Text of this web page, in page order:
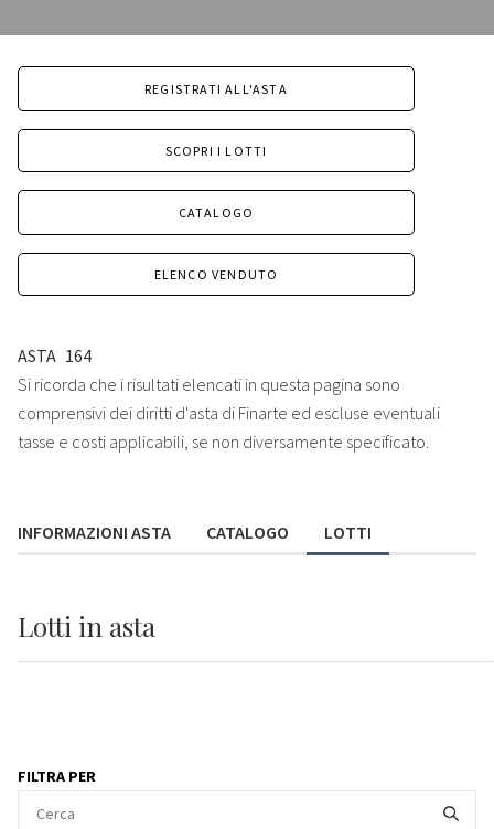
REGISTRATI ALL'ASTA
SCOPRI I LOTTI
CATALOGO
ELENCO VENDUTO
ASTA 164
Si ricorda che i risultati elencati in questa pagina sono
comprensivi dei diritti d'asta di Finarte ed escluse eventuali
tasse e costi applicabili, se non diversamente specificato.
INFORMAZIONI ASTA CATALOGO LOTTI
Lotti in asta
FILTRA PER